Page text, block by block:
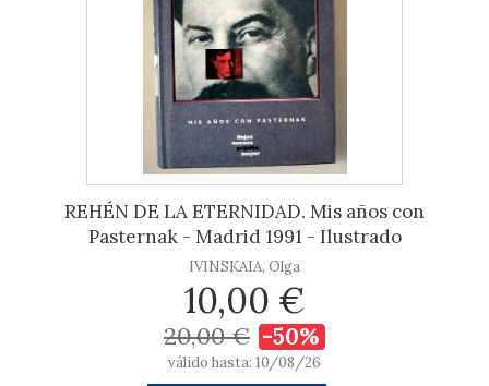
REHÉN DE LA ETERNIDAD. Mis años con
Pasternak - Madrid 1991 - Ilustrado
IVINSKAIA, Olga
10,00 €
20,00 € -50%
válido hasta: 10/08/26